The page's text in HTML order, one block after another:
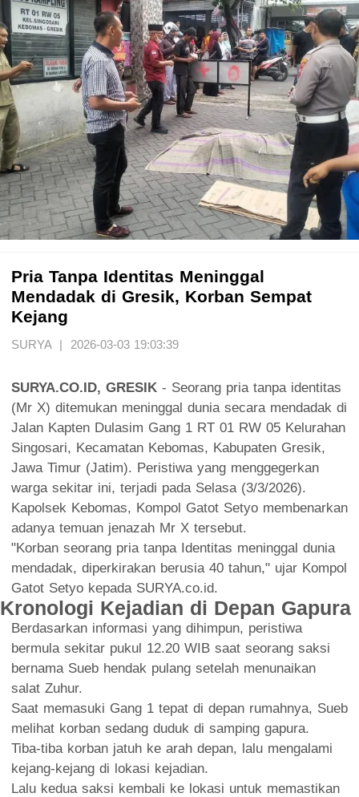
Pria Tanpa Identitas Meninggal
Mendadak di Gresik, Korban Sempat
Kejang
SURYA | 2026-03-03 19:03:39
SURYA.CO.ID, GRESIK - Seorang pria tanpa identitas
(Mr X) ditemukan meninggal dunia secara mendadak di
Jalan Kapten Dulasim Gang 1 RT 01 RW 05 Kelurahan
Singosari, Kecamatan Kebomas, Kabupaten Gresik,
Jawa Timur (Jatim). Peristiwa yang menggegerkan
warga sekitar ini, terjadi pada Selasa (3/3/2026).
Kapolsek Kebomas, Kompol Gatot Setyo membenarkan
adanya temuan jenazah Mr X tersebut.
"Korban seorang pria tanpa Identitas meninggal dunia
mendadak, diperkirakan berusia 40 tahun," ujar Kompol
Gatot Setyo kepada SURYA.co.id.
Kronologi Kejadian di Depan Gapura
Berdasarkan informasi yang dihimpun, peristiwa
bermula sekitar pukul 12.20 WIB saat seorang saksi
bernama Sueb hendak pulang setelah menunaikan
salat Zuhur.
Saat memasuki Gang 1 tepat di depan rumahnya, Sueb
melihat korban sedang duduk di samping gapura.
Tiba-tiba korban jatuh ke arah depan, lalu mengalami
kejang-kejang di lokasi kejadian.
Lalu kedua saksi kembali ke lokasi untuk memastikan